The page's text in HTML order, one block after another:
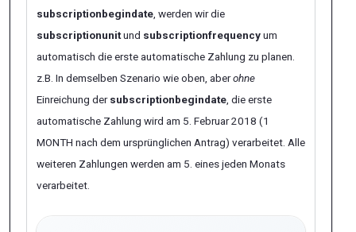
subscriptionbegindate, werden wir die
subscriptionunitund subscriptionfrequencyum
automatisch die erste automatische Zahlung zu planen.
z.B. In demselben Szenario wie oben, aberohne
Einreichung dersubscriptionbegindate, die erste
automatische Zahlung wird am 5. Februar 2018 (1
MONTH nach dem ursprünglichen Antrag) verarbeitet. Alle
weiteren Zahlungen werden am 5. eines jeden Monats
verarbeitet.